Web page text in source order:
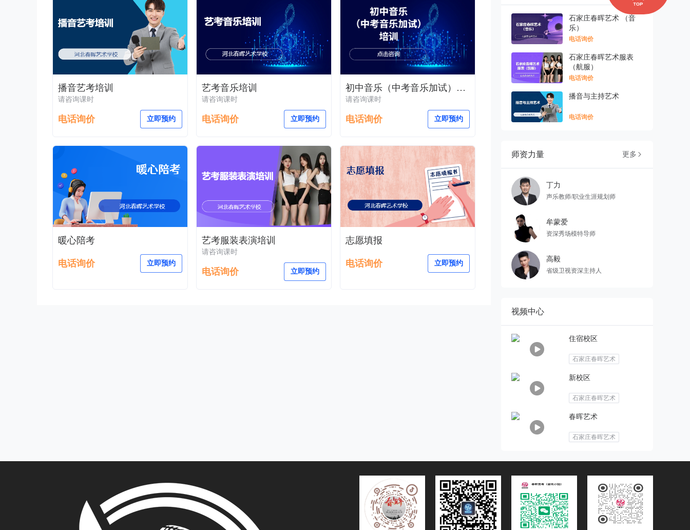
播音艺考培训
请咨询课时
电话询价 立即预约
艺考音乐培训
请咨询课时
电话询价 立即预约
初中音乐（中考音乐加试）培训
请咨询课时
电话询价 立即预约
暖心陪考
电话询价 立即预约
艺考服装表演培训
请咨询课时
电话询价 立即预约
志愿填报
电话询价 立即预约
石家庄春晖艺术 （音
乐）
电话询价
石家庄春晖艺术服表
（航服）
电话询价
播音与主持艺术
电话询价
师资力量 更多 
丁力
声乐教师/职业生涯规划师
牟蒙爱
资深秀场模特导师
高毅
省级卫视资深主持人
视频中心
住宿校区
石家庄春晖艺术
新校区
石家庄春晖艺术
春晖艺术
石家庄春晖艺术